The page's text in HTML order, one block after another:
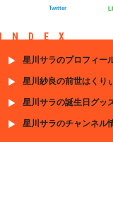
Twitter
INDEX
星川サラのプロフィー
星川紗良の前世はくり
星川サラの誕生日グッズやultra
星川サラのチャンネル情